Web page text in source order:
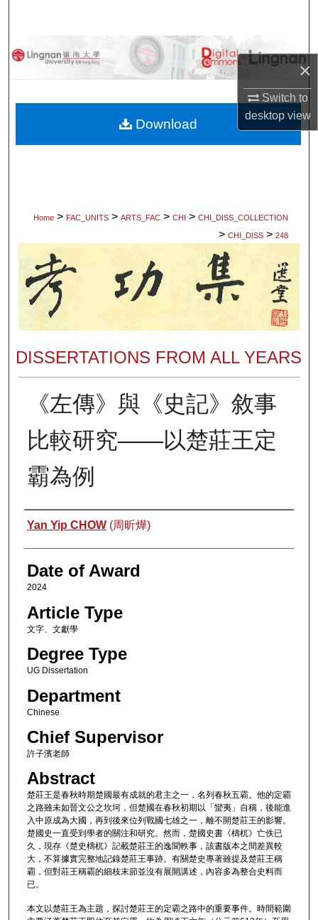
×
Switch to
desktopview
Browse Collections
About
Home > FAC_UNITS > ARTS_FAC > CHI > CHI_DISS_COLLECTION
> CHI_DISS > 248
DISSERTATIONS FROM ALL YEARS
《左傳》與《史記》敘事
比較研究——以楚莊王定
霸為例
Author
Yan Yip CHOW(周昕燁)
Date of Award
2024
Article Type
文字、文獻學
Degree Type
UG Dissertation
Department
Chinese
Chief Supervisor
許子濱老師
Abstract
楚莊王是春秋時期楚國最有成就的君主之一，名列春秋五霸。他的定霸
之路雖未如晉文公之坎坷，但楚國在春秋初期以「蠻夷」自稱，後能進
入中原成為大國，再到後來位列戰國七雄之一，離不開楚莊王的影響。
楚國史一直受到學者的關注和研究。然而，楚國史書《檮杌》亡佚已
久，現存《楚史檮杌》記載楚莊王的逸聞軼事，該書版本之間差異較
大，不算據實完整地記錄楚莊王事跡。有關楚史專著雖提及楚莊王稱
霸，但對莊王稱霸的細枝末節並沒有展開講述，內容多為整合史料而
已。
本文以楚莊王為主題，探討楚莊王的定霸之路中的重要事件。時間範圍
Download